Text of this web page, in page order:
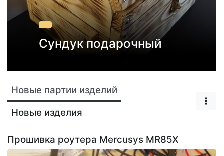
Туми Иши 6182
Новые партии изделий
Новые изделия
Прошивка роутера Mercusys MR85X